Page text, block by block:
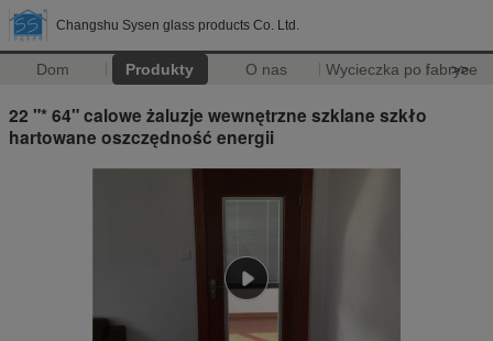
Changshu Sysen glass products Co. Ltd.
Dom Produkty O nas Wycieczka po fabryce
>>
22 "* 64" calowe żaluzje wewnętrzne szklane szkło
hartowane oszczędność energii